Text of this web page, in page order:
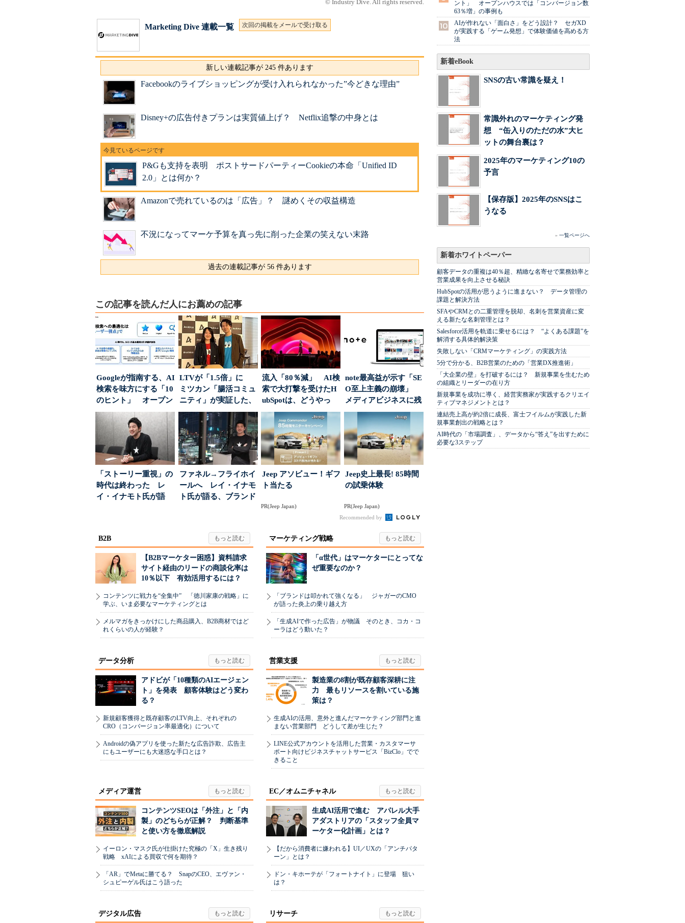
© Industry Dive. All rights reserved.
Marketing Dive 連載一覧 次回の掲載をメールで受け取る
新しい連載記事が 245 件あります
Facebookのライブショッピングが受け入れられなかった”今どきな理由”
Disney+の広告付きプランは実質値上げ？ Netflix追撃の中身とは
P&Gも支持を表明 ポストサードパーティーCookieの本命「Unified ID
2.0」とは何か？
Amazonで売れているのは「広告」？ 謎めくその収益構造
不況になってマーケ予算を真っ先に削った企業の笑えない末路
過去の連載記事が 56 件あります
この記事を読んだ人にお薦めの記事
Googleが指南する、AI
検索を味方にする「10
のヒント」 オープン
ハウスでは...
LTVが「1.5倍」に
ミツカン「腸活コミュ
ニティ」が実証した、
値上げ時代に選ば...
流入「80％減」 AI検
索で大打撃を受けたH
ubSpotは、どうやっ
て“未来の顧...
note最高益が示す「SE
O至上主義の崩壊」
メディアビジネスに残
された“勝ち筋...
「ストーリー重視」の
時代は終わった レ
イ・イナモト氏が語
ファネル→フライホイ
ールへ レイ・イナモ
ト氏が語る、ブランド
Jeep アソビュー！ギフ
ト当たる
PR(Jeep Japan)
Jeep史上最長! 85時間
の試乗体験
PR(Jeep Japan)
Recommended by
B2B
【B2Bマーケター困惑】資料請求
サイト経由のリードの商談化率は
10％以下 有効活用するには？
コンテンツに戦力を“全集中” 「徳川家康の戦略」に
学ぶ、いま必要なマーケティングとは
メルマガをきっかけにした商品購入、B2B商材ではど
れくらいの人が経験？
マーケティング戦略
「α世代」はマーケターにとってな
ぜ重要なのか？
「ブランドは叩かれて強くなる」 ジャガーのCMO
が語った炎上の乗り越え方
「生成AIで作った広告」が物議 そのとき、コカ・コ
ーラはどう動いた？
データ分析
アドビが「10種類のAIエージェン
ト」を発表 顧客体験はどう変わ
る？
新規顧客獲得と既存顧客のLTV向上、それぞれの
CRO（コンバージョン率最適化）について
Androidの偽アプリを使った新たな広告詐欺、広告主
にもユーザーにも大迷惑な手口とは？
営業支援
製造業の8割が既存顧客深耕に注
力 最もリソースを割いている施
策は？
生成AIの活用、意外と進んだマーケティング部門と進
まない営業部門 どうして差が生じた？
LINE公式アカウントを活用した営業・カスタマーサ
ポート向けビジネスチャットサービス「BizClo」でで
きること
メディア運営
コンテンツSEOは「外注」と「内
製」のどちらが正解？ 判断基準
と使い方を徹底解説
イーロン・マスク氏が仕掛けた究極の「X」生き残り
戦略 xAIによる買収で何を期待？
「AR」でMetaに勝てる？ SnapのCEO、エヴァン・
シュピーゲル氏はこう語った
EC／オムニチャネル
生成AI活用で進む アパレル大手
アダストリアの「スタッフ全員マ
ーケター化計画」とは？
【だから消費者に嫌われる】UI／UXの「アンチパタ
ーン」とは？
ドン・キホーテが「フォートナイト」に登場 狙い
は？
デジタル広告 リサーチ
ント」 オープンハウスでは「コンバージョン数
63％増」の事例も
AIが作れない「面白さ」をどう設計？ セガXD
が実践する「ゲーム発想」で体験価値を高める方
法
新着eBook
SNSの古い常識を疑え！
常識外れのマーケティング発
想 “缶入りのただの水”大ヒ
ットの舞台裏は？
2025年のマーケティング10の
予言
【保存版】2025年のSNSはこ
うなる
» 一覧ページへ
新着ホワイトペーパー
顧客データの重複は40％超、精緻な名寄せで業務効率と
営業成果を向上させる秘訣
HubSpotの活用が思うように進まない？ データ管理の
課題と解決方法
SFAやCRMとの二重管理を脱却、名刺を営業資産に変
える新たな名刺管理とは？
Salesforce活用を軌道に乗せるには？ “よくある課題”を
解消する具体的解決策
失敗しない「CRMマーケティング」の実践方法
5分で分かる、B2B営業のための「営業DX推進術」
「大企業の壁」を打破するには？ 新規事業を生むため
の組織とリーダーの在り方
新規事業を成功に導く、経営実務家が実践するクリエイ
ティブマネジメントとは？
連結売上高が約2倍に成長、富士フイルムが実践した新
規事業創出の戦略とは？
AI時代の「市場調査」、データから“答え”を出すために
必要な3ステップ